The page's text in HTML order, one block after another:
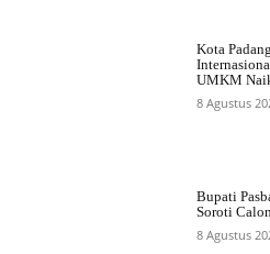
Kota
UMKM
8 Agustus
Bupati
Soroti
8 Agustus